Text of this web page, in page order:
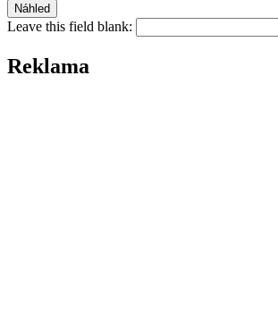
Leave this field blank:
Reklama